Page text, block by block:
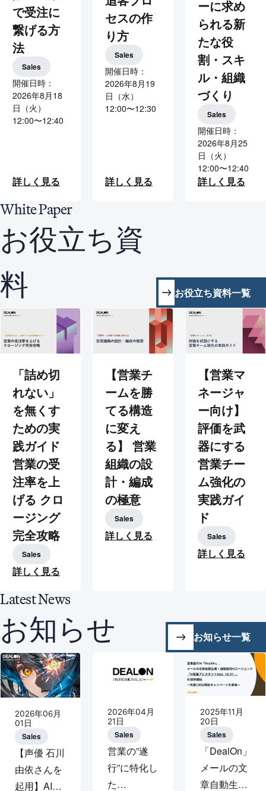
で受注に
繋げる方
法
Sales
開催日時：
2026年8月18
日（火）
12:00〜12:40
詳しく見る
セスの作
り方
Sales
開催日時：
2026年8月19
日（水）
12:00〜12:30
詳しく見る
ーに求め
られる新
たな役
割・スキ
ル・組織
づくり
Sales
開催日時：
2026年8月25
日（火）
12:00〜12:40
詳しく見る
WhitePaper
お役立ち資
料
お役立ち資料一覧
「詰め切
れない」
を無くす
ための実
践ガイド
営業の受
注率を上
げる クロ
ージング
完全攻略
Sales
詳しく見る
【営業チ
ームを勝
てる構造
に変え
る】 営業
組織の設
計・編成
の極意
Sales
詳しく見る
【営業マ
ネージャ
ー向け】
評価を武
器にする
営業チー
ム強化の
実践ガイ
ド
Sales
詳しく見る
LatestNews
お知らせ お知らせ一覧
2026年06月
01日
Sales
【声優 石川
由依さんを
起用】AI駆
2026年04月
21日
Sales
営業の”遂
行”に特化し
た
2025年11月
20日
Sales
「DealOn」、
メールの文
章自動生